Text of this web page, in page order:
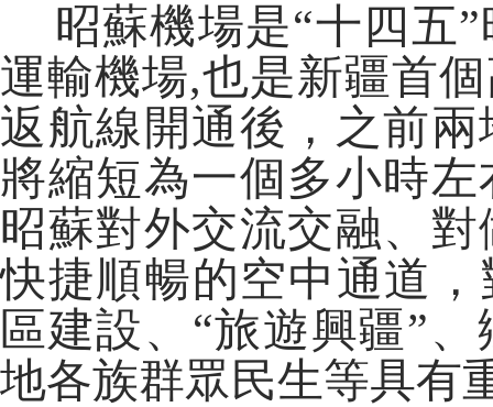
昭蘇機場是“十四五”
運輸機場,也是新疆首
返航線開通後，之前
將縮短為一個多小時
昭蘇對外交流交融、
快捷順暢的空中通道
區建設、“旅遊興疆”
地各族群眾民生等具有